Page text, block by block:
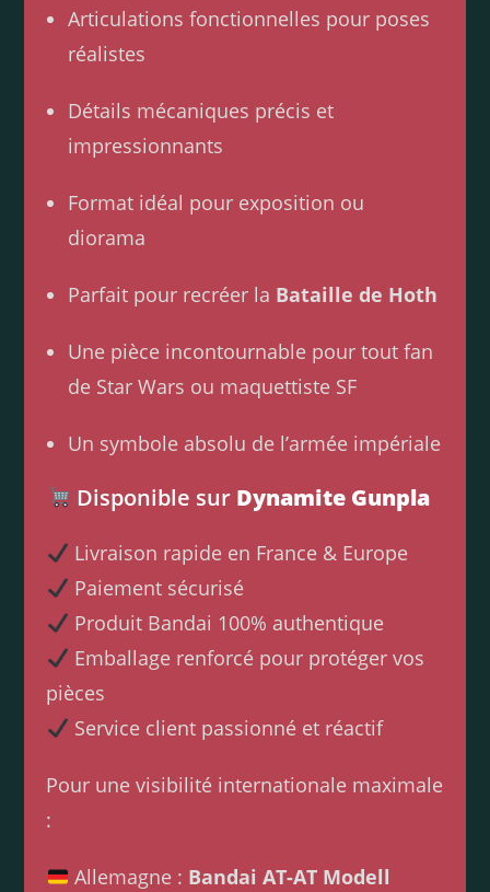
Articulations fonctionnelles pour poses
réalistes
Détails mécaniques précis et
impressionnants
Format idéal pour exposition ou
diorama
Parfait pour recréer la Bataille de Hoth
Une pièce incontournable pour tout fan
de Star Wars ou maquettiste SF
Un symbole absolu de l’armée impériale
Disponible sur Dynamite Gunpla
Livraison rapide en France & Europe
Paiement sécurisé
Produit Bandai 100% authentique
Emballage renforcé pour protéger vos
pièces
Service client passionné et réactif
Pour une visibilité internationale maximale
:
Allemagne : Bandai AT-AT Modell